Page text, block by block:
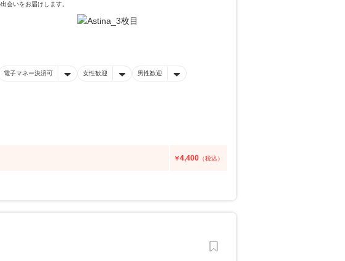
会いをお届けします。
電子マネー決済可 女性歓迎 男性歓迎
￥4,400 （税込）